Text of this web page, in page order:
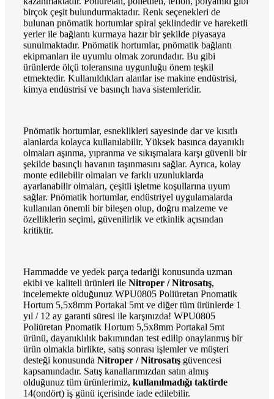
birçok çeşit bulundurmaktadır. Renk seçenekleri de
bulunan pnömatik hortumlar spiral şeklindedir ve hareketli
yerler ile bağlantı kurmaya hazır bir şekilde piyasaya
sunulmaktadır. Pnömatik hortumlar, pnömatik bağlantı
ekipmanları ile uyumlu olmak zorundadır. Bu gibi
ürünlerde ölçü toleransına uygunluğu önem teşkil
etmektedir. Kullanıldıkları alanlar ise makine endüstrisi,
kimya endüstrisi ve basınçlı hava sistemleridir.
Pnömatik hortumlar, esneklikleri sayesinde dar ve kısıtlı
alanlarda kolayca kullanılabilir. Yüksek basınca dayanıklı
olmaları aşınma, yıpranma ve sıkışmalara karşı güvenli bir
şekilde basınçlı havanın taşınmasını sağlar. Ayrıca, kolay
monte edilebilir olmaları ve farklı uzunluklarda
ayarlanabilir olmaları, çeşitli işletme koşullarına uyum
sağlar. Pnömatik hortumlar, endüstriyel uygulamalarda
kullanılan önemli bir bileşen olup, doğru malzeme ve
özelliklerin seçimi, güvenilirlik ve etkinlik açısından
kritiktir.
Hammadde ve yedek parça tedariği konusunda uzman
ekibi ve kaliteli ürünleri ile Nitroper / Nitrosatış,
incelemekte olduğunuz WPU0805 Poliüretan Pnomatik
Hortum 5,5x8mm Portakal 5mt ve diğer tüm ürünlerde 1
yıl / 12 ay garanti süresi ile karşınızda! WPU0805
Poliüretan Pnomatik Hortum 5,5x8mm Portakal 5mt
ürünü, dayanıklılık bakımından test edilip onaylanmış bir
ürün olmakla birlikte, satış sonrası işlemler ve müşteri
desteği konusunda Nitroper / Nitrosatış güvencesi
kapsamındadır. Satış kanallarımızdan satın almış
olduğunuz tüm ürünlerimiz, kullanılmadığı taktirde
14(ondört) iş günü içerisinde iade edilebilir.